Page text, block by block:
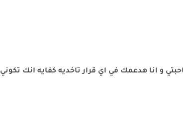
و انا هدعمك في اي قرار تاخديه كفايه انك تكوني